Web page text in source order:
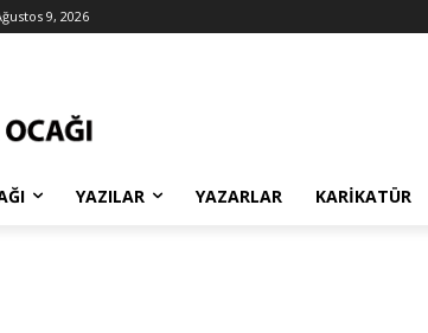
9, 2026
YAZILAR YAZARLAR KARIKATÜR